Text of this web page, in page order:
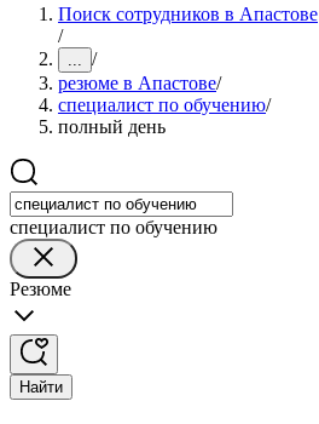
Поиск сотрудников в Апастове
/
... /
резюме в Апастове/
специалист по обучению/
полный день
специалист по обучению
Резюме
Найти